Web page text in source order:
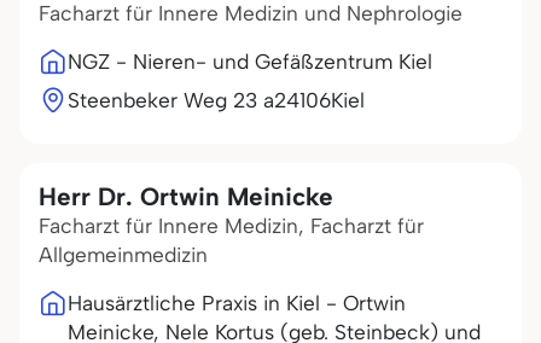
Facharzt für Innere Medizin und Nephrologie
NGZ - Nieren- und Gefäßzentrum Kiel
Steenbeker Weg 23 a24106Kiel
Herr Dr. Ortwin Meinicke
Facharzt für Innere Medizin, Facharzt für
Allgemeinmedizin
Hausärztliche Praxis in Kiel - Ortwin
Meinicke, Nele Kortus (geb. Steinbeck) und